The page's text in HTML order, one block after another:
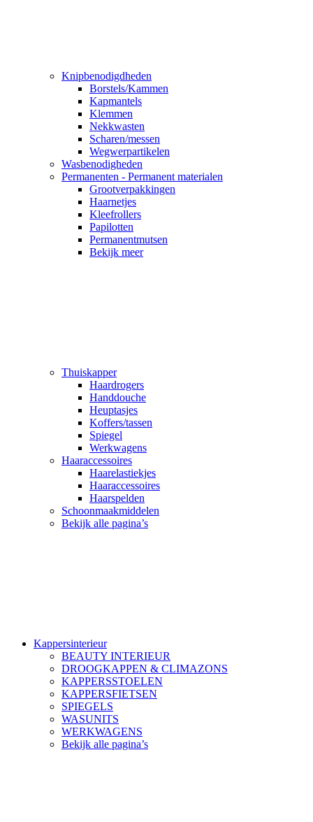
Knipbenodigdheden
Borstels/Kammen
Kapmantels
Klemmen
Nekkwasten
Scharen/messen
Wegwerpartikelen
Wasbenodigheden
Permanenten - Permanent materialen
Grootverpakkingen
Haarnetjes
Kleefrollers
Papilotten
Permanentmutsen
Bekijk meer
Thuiskapper
Haardrogers
Handdouche
Heuptasjes
Koffers/tassen
Spiegel
Werkwagens
Haaraccessoires
Haarelastiekjes
Haaraccessoires
Haarspelden
Schoonmaakmiddelen
Bekijk alle pagina’s
Kappersinterieur
BEAUTY INTERIEUR
DROOGKAPPEN & CLIMAZONS
KAPPERSSTOELEN
KAPPERSFIETSEN
SPIEGELS
WASUNITS
WERKWAGENS
Bekijk alle pagina’s